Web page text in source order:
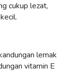
cukup lezat,
lemak
vitamin E